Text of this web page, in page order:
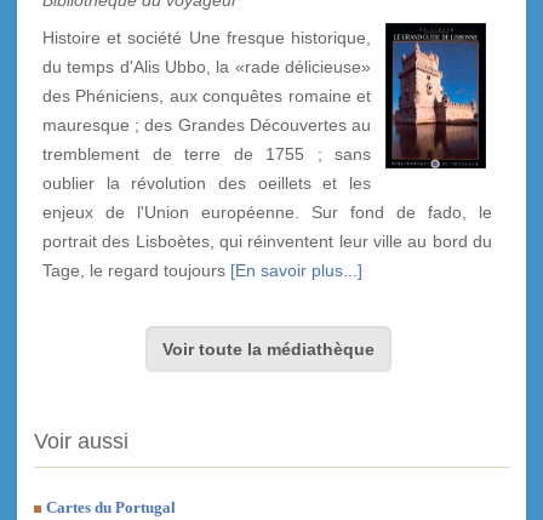
Histoire et société Une fresque historique,
du temps d'Alis Ubbo, la «rade délicieuse»
des Phéniciens, aux conquêtes romaine et
mauresque ; des Grandes Découvertes au
tremblement de terre de 1755 ; sans
oublier la révolution des oeillets et les
enjeux de l'Union européenne. Sur fond de fado, le
portrait des Lisboètes, qui réinventent leur ville au bord du
Tage, le regard toujours [En savoir plus...]
Voir toute la médiathèque
Voir aussi
Cartes du Portugal